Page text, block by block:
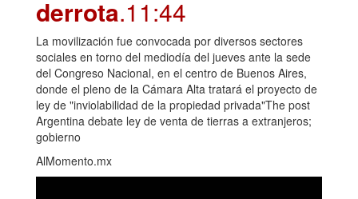
derrota.11:44
La movilización fue convocada por diversos sectores
sociales en torno del mediodía del jueves ante la sede
del Congreso Nacional, en el centro de Buenos Aires,
donde el pleno de la Cámara Alta tratará el proyecto de
ley de "inviolabilidad de la propiedad privada"The post
Argentina debate ley de venta de tierras a extranjeros;
gobierno
AlMomento.mx